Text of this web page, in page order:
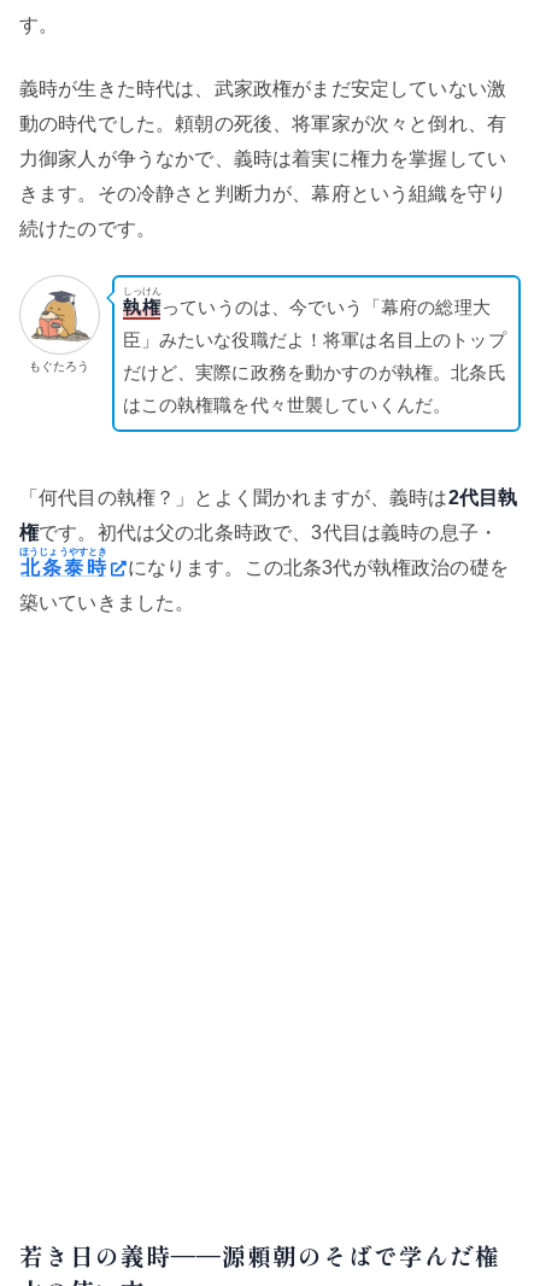
す。
義時が生きた時代は、武家政権がまだ安定していない激
動の時代でした。頼朝の死後、将軍家が次々と倒れ、有
力御家人が争うなかで、義時は着実に権力を掌握してい
きます。その冷静さと判断力が、幕府という組織を守り
続けたのです。
もぐたろう
執権
しっけん
っていうのは、今でいう「幕府の総理大
臣」みたいな役職だよ！将軍は名目上のトップ
だけど、実際に政務を動かすのが執権。北条氏
はこの執権職を代々世襲していくんだ。
「何代目の執権？」とよく聞かれますが、義時は2代目執
権です。初代は父の北条時政で、3代目は義時の息子・
北条泰時
ほうじょうやすとき
になります。この北条3代が執権政治の礎を
築いていきました。
若き日の義時——源頼朝のそばで学んだ権